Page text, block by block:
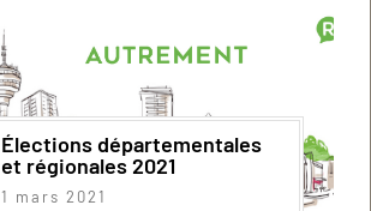
Élections départementales
et régionales 2021
1 mars 2021